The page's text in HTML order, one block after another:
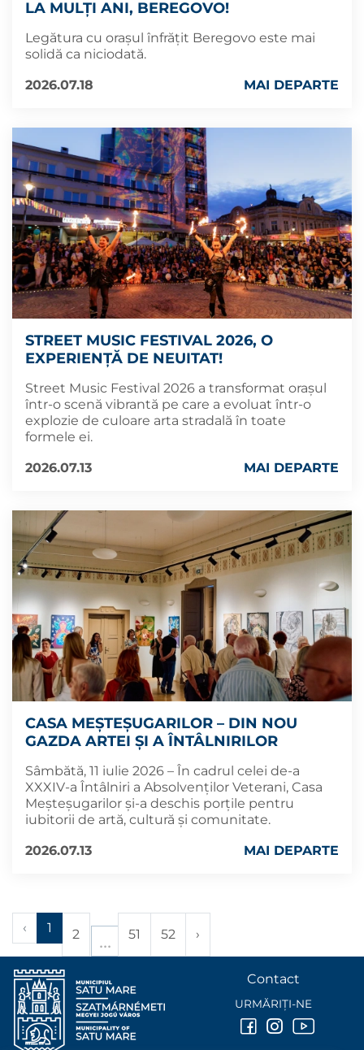
LA MULȚI ANI, BEREGOVO!
Legătura cu orașul înfrățit Beregovo este mai
solidă ca niciodată.
2026.07.18
MAI DEPARTE
STREET MUSIC FESTIVAL 2026, O
EXPERIENȚĂ DE NEUITAT!
Street Music Festival 2026 a transformat orașul
într-o scenă vibrantă pe care a evoluat într-o
explozie de culoare arta stradală în toate
formele ei.
2026.07.13
MAI DEPARTE
CASA MEȘTEȘUGARILOR – DIN NOU
GAZDA ARTEI ȘI A ÎNTÂLNIRILOR
Sâmbătă, 11 iulie 2026 – În cadrul celei de-a
XXXIV-a Întâlniri a Absolvenților Veterani, Casa
Meșteșugarilor și-a deschis porțile pentru
iubitorii de artă, cultură și comunitate.
2026.07.13
MAI DEPARTE
‹ 1 2 51 52 ›
Contact
URMĂRIȚI-NE